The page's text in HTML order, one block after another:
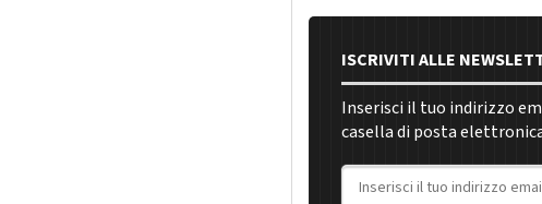
ISCRIVITI ALLE
Inserisci il tuo indirizzo
casella di posta
Indirizzo email